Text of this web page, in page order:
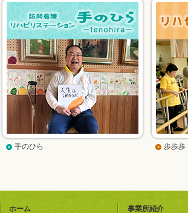
手のひら 歩歩歩
ホーム 事業所紹介